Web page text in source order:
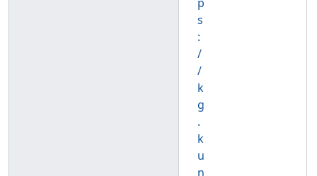
s
:
/
/
k
g
.
k
u
n